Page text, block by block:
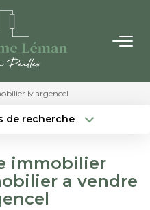
Margencel
de recherche
Budget max
Créer une alerte
immobilier
a vendre